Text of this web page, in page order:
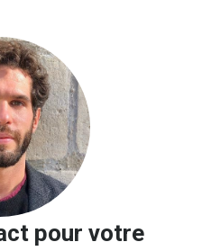
pour votre